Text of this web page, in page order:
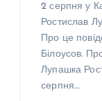
2 серпня у
Ростислав
Про це
Білоусов.
Лупашка
серпня…